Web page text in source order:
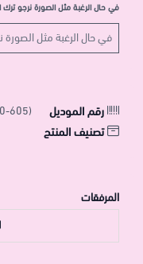
في حال الرغبة مثل الصورة نرجو ترك
رقم الموديل 605)
تصنيف المنتج
المرفقات